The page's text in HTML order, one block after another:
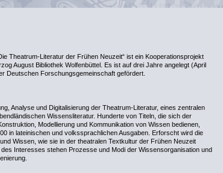
Theatrum-Literatur der Frühen Neuzeit“ ist ein Kooperationsprojekt
August Bibliothek Wolfenbüttel. Es ist auf drei Jahre angelegt (April
Deutschen Forschungsgemeinschaft gefördert.
Analyse und Digitalisierung der Theatrum-Literatur, eines zentralen
Wissensliteratur. Hunderte von Titeln, die sich der
Modellierung und Kommunikation von Wissen bedienen,
in lateinischen und volkssprachlichen Ausgaben. Erforscht wird die
Wissen, wie sie in der theatralen Textkultur der Frühen Neuzeit
Interesses stehen Prozesse und Modi der Wissensorganisation und